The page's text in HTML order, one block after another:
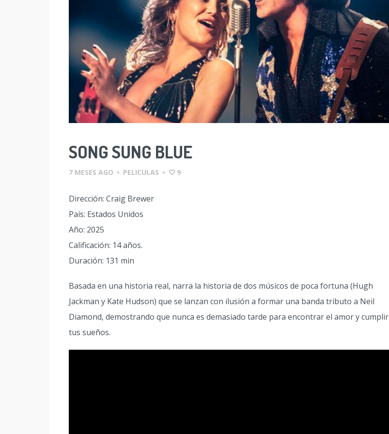
SONG SUNG BLUE
7 MESES AGO • PELICULAS • 9
Dirección: Craig Brewer
País: Estados Unidos
Año: 2025
Calificación: 14 años.
Duración: 131 min
Basada en una historia real, narra la historia de dos músicos de poca fortuna (Hugh
Jackman y Kate Hudson) que se lanzan con ilusión a formar una banda tributo a Neil
Diamond, demostrando que nunca es demasiado tarde para encontrar el amor y cumplir
tus sueños.